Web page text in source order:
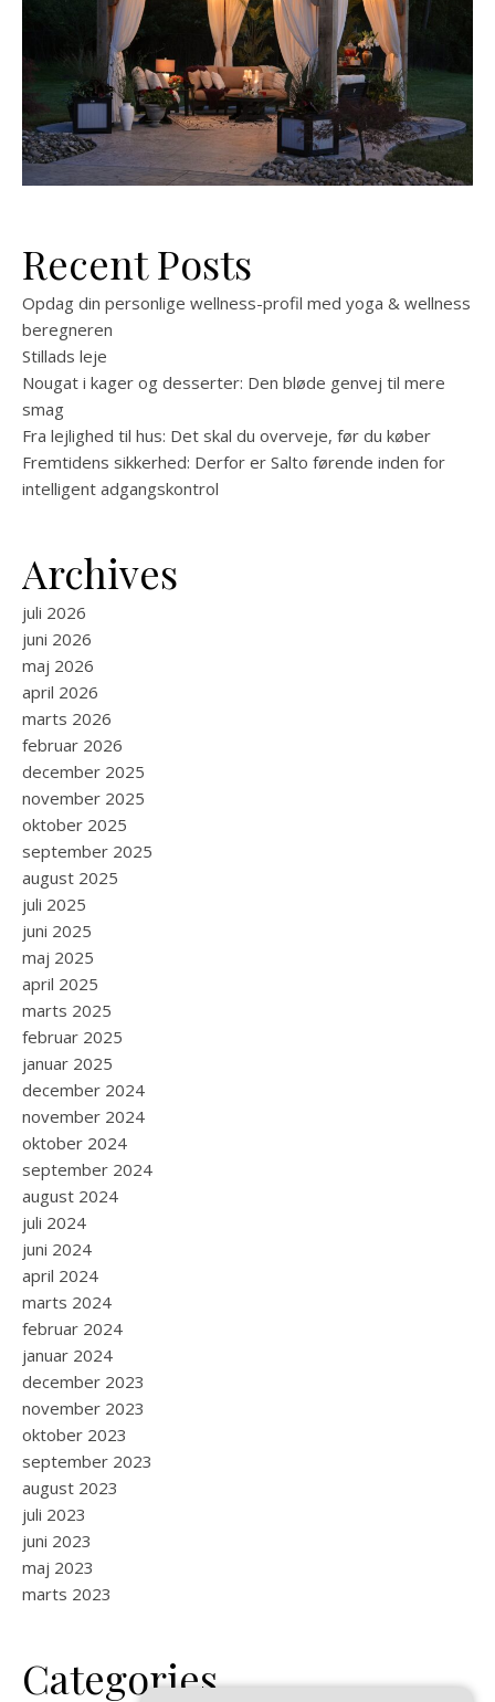
Recent Posts
Opdag din personlige wellness-profil med yoga & wellness
beregneren
Stillads leje
Nougat i kager og desserter: Den bløde genvej til mere
smag
Fra lejlighed til hus: Det skal du overveje, før du køber
Fremtidens sikkerhed: Derfor er Salto førende inden for
intelligent adgangskontrol
Archives
juli 2026
juni 2026
maj 2026
april 2026
marts 2026
februar 2026
december 2025
november 2025
oktober 2025
september 2025
august 2025
juli 2025
juni 2025
maj 2025
april 2025
marts 2025
februar 2025
januar 2025
december 2024
november 2024
oktober 2024
september 2024
august 2024
juli 2024
juni 2024
april 2024
marts 2024
februar 2024
januar 2024
december 2023
november 2023
oktober 2023
september 2023
august 2023
juli 2023
juni 2023
maj 2023
marts 2023
Categories